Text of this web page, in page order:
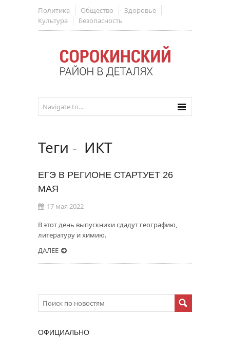
Политика Общество
Здоровье
Культура
Безопасность
Теги - ИКТ
ЕГЭ В РЕГИОНЕ СТАРТУЕТ 26
МАЯ
17 мая 2022
В этот день выпускники сдадут географию,
литературу и химию.
ДАЛЕЕ
ОФИЦИАЛЬНО